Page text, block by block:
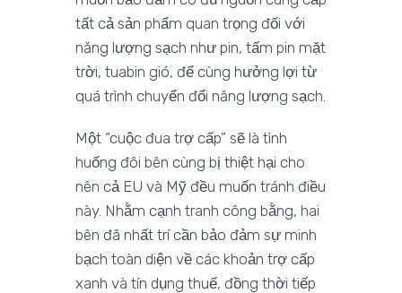
tất cả sản phẩm quan trọng đối với
năng lượng sạch như pin, tấm pin mặt
trời, tuabin gió, để cùng hưởng lợi từ
quá trình chuyển đổi năng lượng sạch.
Một “cuộc đua trợ cấp” sẽ là tình
huống đôi bên cùng bị thiệt hại cho
nên cả EU và Mỹ đều muốn tránh điều
này. Nhằm cạnh tranh công bằng, hai
bên đã nhất trí cần bảo đảm sự minh
bạch toàn diện về các khoản trợ cấp
xanh và tín dụng thuế, đồng thời tiếp